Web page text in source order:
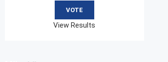
View Results